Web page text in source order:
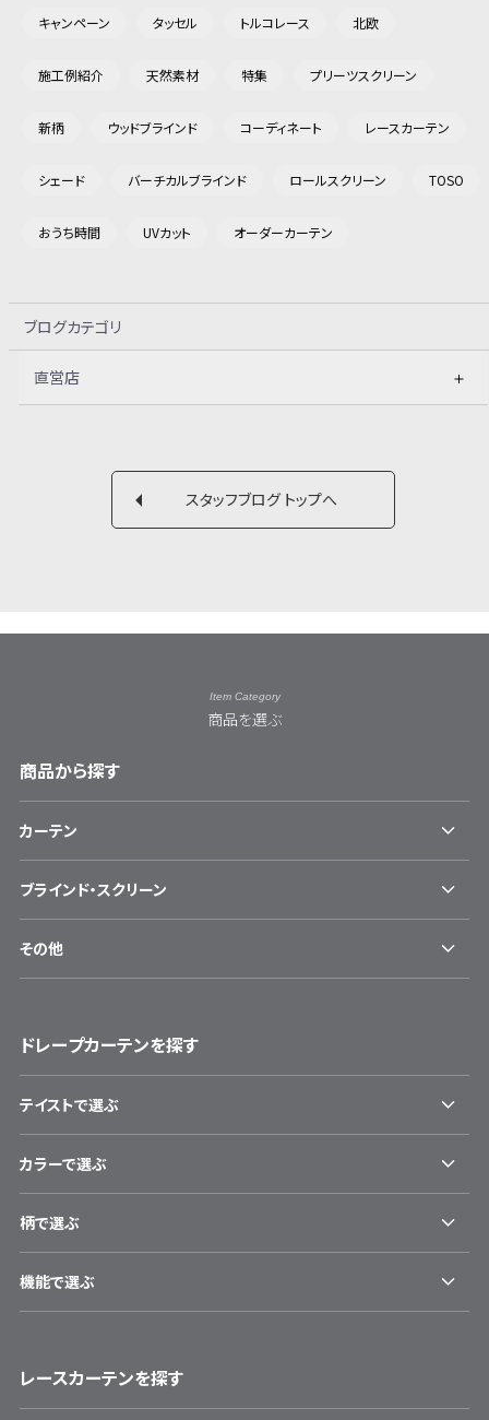
キャンペーン タッセル トルコレース 北欧
施工例紹介 天然素材 特集 プリーツスクリーン
新柄 ウッドブラインド コーディネート レースカーテン
シェード バーチカルブラインド ロールスクリーン TOSO
おうち時間 UVカット オーダーカーテン
ブログカテゴリ
直営店
スタッフブログ トップへ
Item Category
商品を選ぶ
商品から探す
カーテン
ブラインド・スクリーン
その他
ドレープカーテンを探す
テイストで選ぶ
カラーで選ぶ
柄で選ぶ
機能で選ぶ
レースカーテンを探す